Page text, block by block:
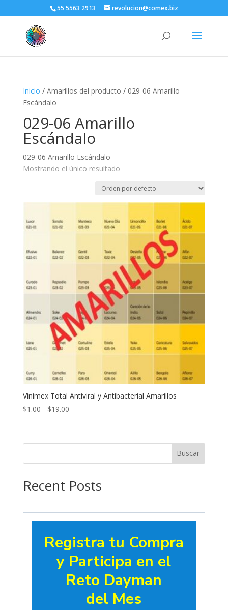
55 5563 2913 revolucion@comex.biz
Inicio / Amarillos del producto / 029-06 Amarillo
Escándalo
029-06 Amarillo
Escándalo
029-06 Amarillo Escándalo
Mostrando el único resultado
Vinimex Total Antiviral y Antibacterial Amarillos
$1.00 - $19.00Rango
desde
Buscar
Recent Posts
Registra tu Compra
y Participa en el
Reto Dayman
del Mes